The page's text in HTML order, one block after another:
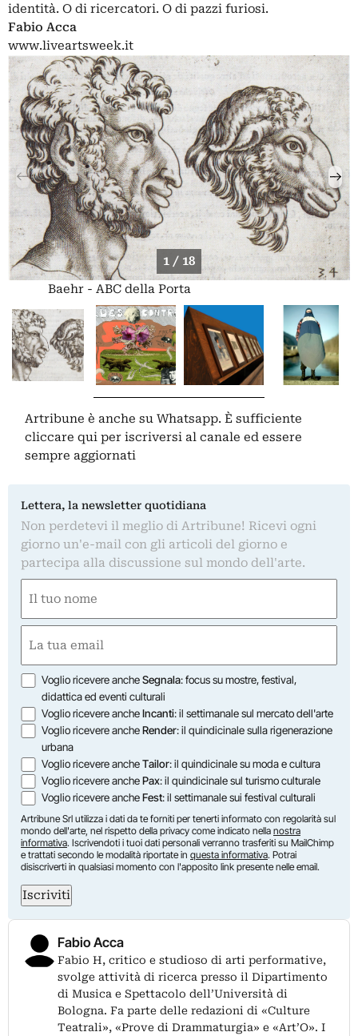
identità. O di ricercatori. O di pazzi furiosi.
Fabio Acca
www.liveartsweek.it
1 / 18
Baehr - ABC della Porta
Artribune è anche su Whatsapp. È sufficiente
cliccare qui per iscriversi al canale ed essere
sempre aggiornati
Lettera, la newsletter quotidiana
Non perdetevi il meglio di Artribune! Ricevi ogni
giorno un'e-mail con gli articoli del giorno e
partecipa alla discussione sul mondo dell'arte.
(Required)
First
(Required)
Opzioni
Voglio ricevere ancheSegnala: focus su mostre, festival,
didattica ed eventi culturali
Voglio ricevere ancheIncanti: il settimanale sul mercato dell'arte
Voglio ricevere ancheRender: il quindicinale sulla rigenerazione
urbana
Voglio ricevere ancheTailor: il quindicinale su moda e cultura
Voglio ricevere anchePax: il quindicinale sul turismo culturale
Voglio ricevere ancheFest: il settimanale sui festival culturali
Artribune Srl utilizza i dati da te forniti per tenerti informato con regolarità sul
mondo dell'arte, nel rispetto della privacy come indicato nella nostra
informativa. Iscrivendoti i tuoi dati personali verranno trasferiti su MailChimp
e trattati secondo le modalità riportate in questa informativa. Potrai
disiscriverti in qualsiasi momento con l'apposito link presente nelle email.
Iscriviti
Fabio Acca
Fabio H, critico e studioso di arti performative,
svolge attività di ricerca presso il Dipartimento
di Musica e Spettacolo dell’Università di
Bologna. Fa parte delle redazioni di «Culture
Teatrali», «Prove di Drammaturgia» e «Art’O». I